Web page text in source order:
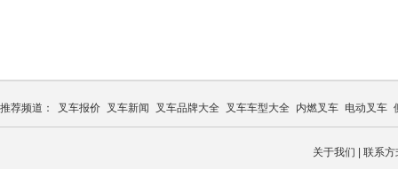
推荐频道： 叉车报价 叉车新闻 叉车品牌大全 叉车车型大全 内燃叉车 电动叉车
关于我们 联系方